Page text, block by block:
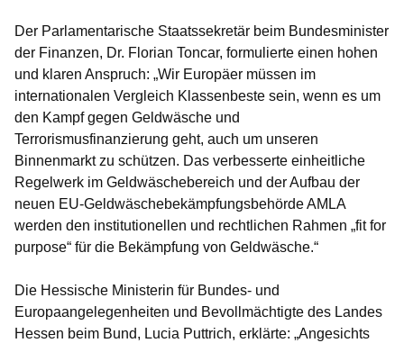
Der Parlamentarische Staatssekretär beim Bundesminister
der Finanzen, Dr. Florian Toncar, formulierte einen hohen
und klaren Anspruch: „Wir Europäer müssen im
internationalen Vergleich Klassenbeste sein, wenn es um
den Kampf gegen Geldwäsche und
Terrorismusfinanzierung geht, auch um unseren
Binnenmarkt zu schützen. Das verbesserte einheitliche
Regelwerk im Geldwäschebereich und der Aufbau der
neuen EU-Geldwäschebekämpfungsbehörde AMLA
werden den institutionellen und rechtlichen Rahmen „fit for
purpose“ für die Bekämpfung von Geldwäsche.“
Die Hessische Ministerin für Bundes- und
Europaangelegenheiten und Bevollmächtigte des Landes
Hessen beim Bund, Lucia Puttrich, erklärte: „Angesichts